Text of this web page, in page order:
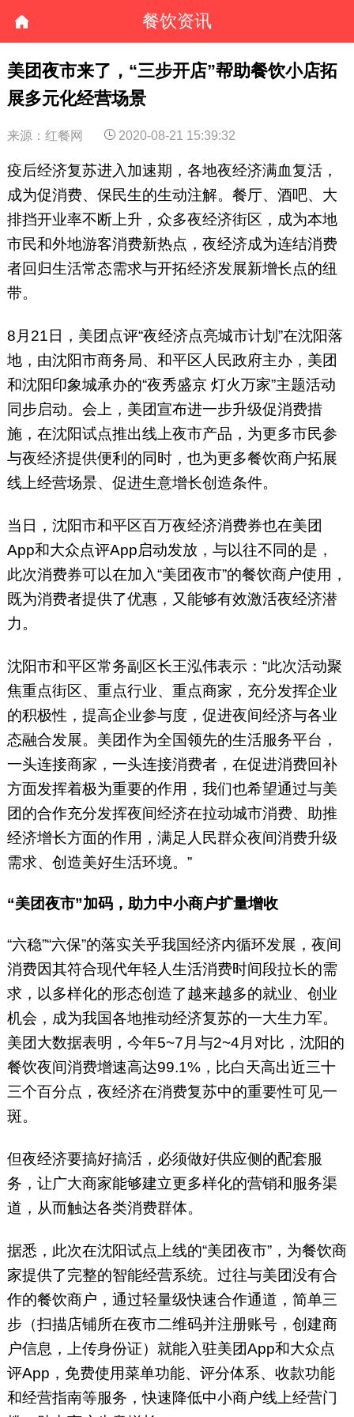
餐饮资讯
美团夜市来了，“三步开店”帮助餐饮小店拓
展多元化经营场景
来源：红餐网 2020-08-21 15:39:32
疫后经济复苏进入加速期，各地夜经济满血复活，
成为促消费、保民生的生动注解。餐厅、酒吧、大
排挡开业率不断上升，众多夜经济街区，成为本地
市民和外地游客消费新热点，夜经济成为连结消费
者回归生活常态需求与开拓经济发展新增长点的纽
带。
8月21日，美团点评“夜经济点亮城市计划”在沈阳落
地，由沈阳市商务局、和平区人民政府主办，美团
和沈阳印象城承办的“夜秀盛京 灯火万家”主题活动
同步启动。会上，美团宣布进一步升级促消费措
施，在沈阳试点推出线上夜市产品，为更多市民参
与夜经济提供便利的同时，也为更多餐饮商户拓展
线上经营场景、促进生意增长创造条件。
当日，沈阳市和平区百万夜经济消费券也在美团
App和大众点评App启动发放，与以往不同的是，
此次消费券可以在加入“美团夜市”的餐饮商户使用，
既为消费者提供了优惠，又能够有效激活夜经济潜
力。
沈阳市和平区常务副区长王泓伟表示：“此次活动聚
焦重点街区、重点行业、重点商家，充分发挥企业
的积极性，提高企业参与度，促进夜间经济与各业
态融合发展。美团作为全国领先的生活服务平台，
一头连接商家，一头连接消费者，在促进消费回补
方面发挥着极为重要的作用，我们也希望通过与美
团的合作充分发挥夜间经济在拉动城市消费、助推
经济增长方面的作用，满足人民群众夜间消费升级
需求、创造美好生活环境。”
“美团夜市”加码，助力中小商户扩量增收
“六稳”“六保”的落实关乎我国经济内循环发展，夜间
消费因其符合现代年轻人生活消费时间段拉长的需
求，以多样化的形态创造了越来越多的就业、创业
机会，成为我国各地推动经济复苏的一大生力军。
美团大数据表明，今年5~7月与2~4月对比，沈阳的
餐饮夜间消费增速高达99.1%，比白天高出近三十
三个百分点，夜经济在消费复苏中的重要性可见一
斑。
但夜经济要搞好搞活，必须做好供应侧的配套服
务，让广大商家能够建立更多样化的营销和服务渠
道，从而触达各类消费群体。
据悉，此次在沈阳试点上线的“美团夜市”，为餐饮商
家提供了完整的智能经营系统。过往与美团没有合
作的餐饮商户，通过轻量级快速合作通道，简单三
步（扫描店铺所在夜市二维码并注册账号，创建商
户信息，上传身份证）就能入驻美团App和大众点
评App，免费使用菜单功能、评分体系、收款功能
和经营指南等服务，快速降低中小商户线上经营门